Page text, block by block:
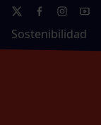
Sostenibilidad